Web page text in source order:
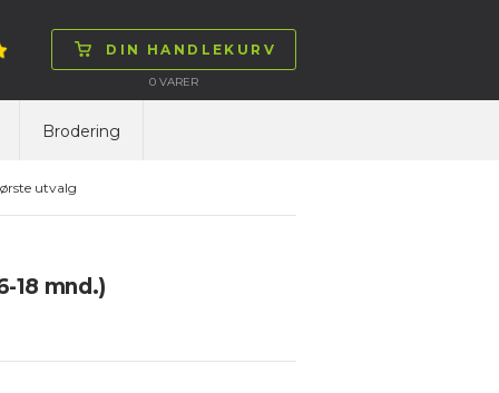
DIN HANDLEKURV
0VARER
Brodering
utvalg
18 mnd.)